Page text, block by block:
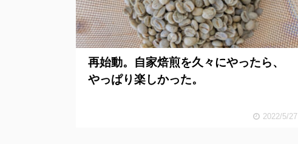
再始動。自家焙煎を久々にやったら、
やっぱり楽しかった。
2022/5/27